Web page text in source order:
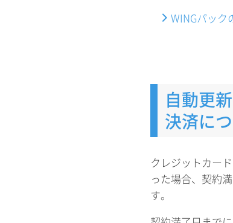
WINGパック
自動更
決済に
クレジットカー
った場合、契約
す。